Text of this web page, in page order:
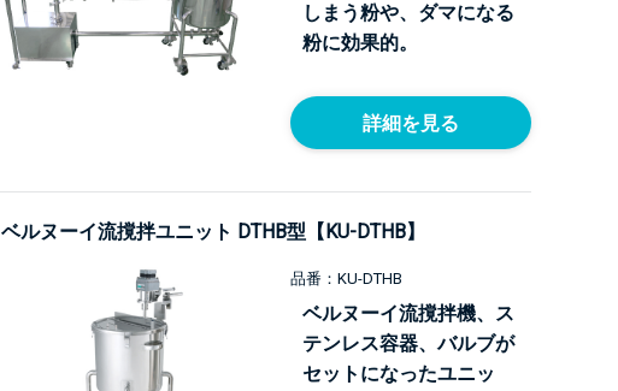
しまう粉や、ダマになる
粉に効果的。
詳細を見る
ベルヌーイ流撹拌ユニット DTHB型【KU-DTHB】
品番：KU-DTHB
ベルヌーイ流撹拌機、ス
テンレス容器、バルブが
セットになったユニッ